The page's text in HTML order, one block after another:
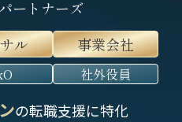
ートナーズ
ル 事業会社
社外役員
の転職支援に特化